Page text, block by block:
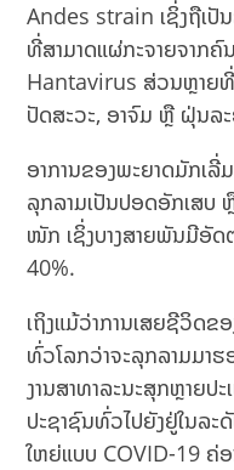
Andes strain ເຊິ່ງຖືເ
ທີ່ສາມາດແຜ່ກະຈາຍຈາກຄົ
Hantavirus ສ່ວນຫຼາຍ
ປັດສະວະ, ອາຈົມ ຫຼື ຝຸ່ນລ
ອາການຂອງພະຍາດມັກເ
ລຸກລາມເປັນປອດອັກເສບ
ໜັກ ເຊິ່ງບາງສາຍພັນມີອັດ
40%.
ເຖິງແມ້ວ່າການເສຍຊີວິດຂ
ທົ່ວໂລກວ່າຈະລຸກລາມມາ
ງານສາທາລະນະສຸກຫຼາຍປ
ປະຊາຊົນທົ່ວໄປຍັງຢູ່ໃນລະ
ໃຫຍ່ແບບ COVID-19 ຄ່